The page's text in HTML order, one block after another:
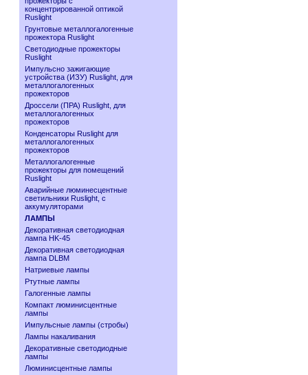
концентрированной оптикой
Ruslight
Грунтовые металлогалогенные
прожектора Ruslight
Светодиодные прожекторы
Ruslight
Импульсно зажигающие
устройства (ИЗУ) Ruslight, для
металлогалогенных
прожекторов
Дроссели (ПРА) Ruslight, для
металлогалогенных
прожекторов
Конденсаторы Ruslight для
металлогалогенных
прожекторов
Металлогалогенные
прожекторы для помещений
Ruslight
Аварийные люминесцентные
светильники Ruslight, с
аккумуляторами
ЛАМПЫ
Декоративная светодиодная
лампа HK-45
Декоративная светодиодная
лампа DLBM
Натриевые лампы
Ртутные лампы
Галогенные лампы
Компакт люминисцентные
лампы
Импульсные лампы (стробы)
Лампы накаливания
Декоративные светодиодные
лампы
Люминисцентные лампы